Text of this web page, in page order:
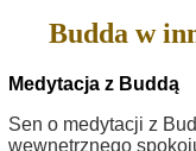
Budda w
Medytacja z Buddą
Sen o medytacji z
wewnętrznego